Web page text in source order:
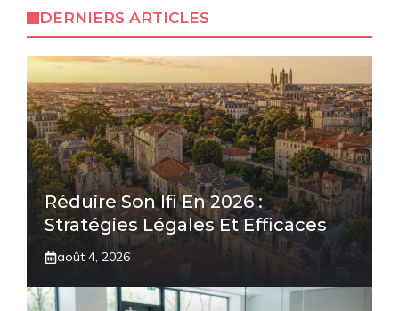
DERNIERS ARTICLES
Réduire Son Ifi En 2026 :
Stratégies Légales Et Efficaces
août 4, 2026